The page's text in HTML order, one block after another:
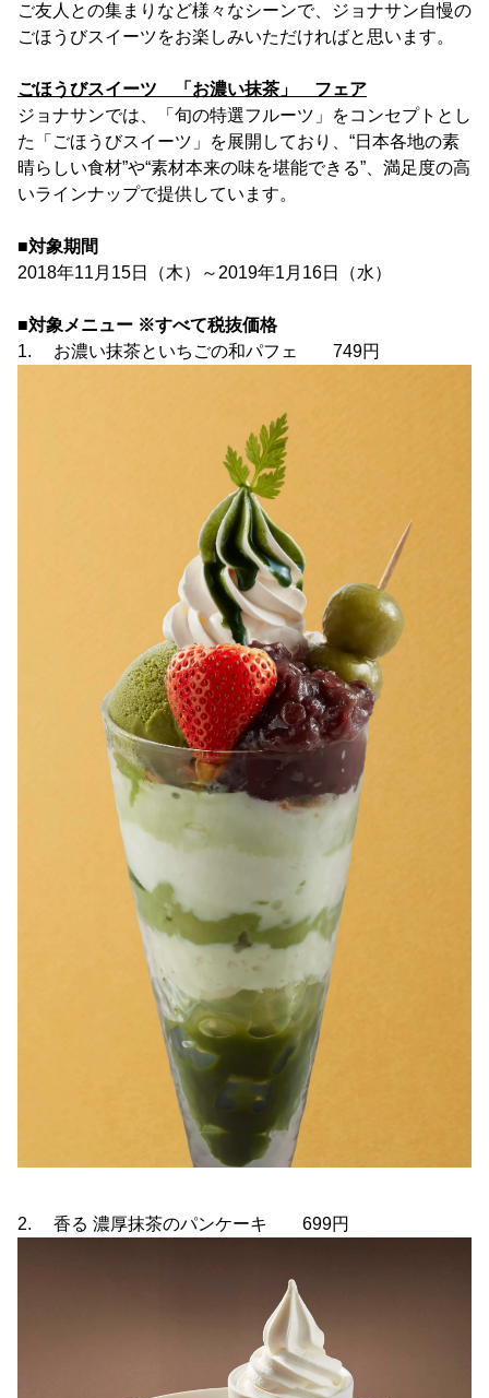
ご友人との集まりなど様々なシーンで、ジョナサン自慢の
ごほうびスイーツをお楽しみいただければと思います。
ごほうびスイーツ 「お濃い抹茶」 フェア
ジョナサンでは、「旬の特選フルーツ」をコンセプトとし
た「ごほうびスイーツ」を展開しており、“日本各地の素
晴らしい食材”や“素材本来の味を堪能できる”、満足度の高
いラインナップで提供しています。
■対象期間
2018年11月15日（木）～2019年1月16日（水）
■対象メニュー ※すべて税抜価格
1. お濃い抹茶といちごの和パフェ 749円
2. 香る 濃厚抹茶のパンケーキ 699円